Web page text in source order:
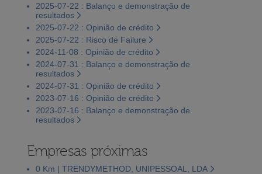
2025-07-22 : Balanço e demonstração de
resultados
2025-07-22 : Opinião de crédito
2025-07-22 : Risco de Failure
2024-11-08 : Opinião de crédito
2024-07-31 : Balanço e demonstração de
resultados
2024-07-31 : Opinião de crédito
2023-07-16 : Opinião de crédito
2023-07-16 : Balanço e demonstração de
resultados
Empresas próximas
0 Km | TRENDYMETHOD, UNIPESSOAL, LDA